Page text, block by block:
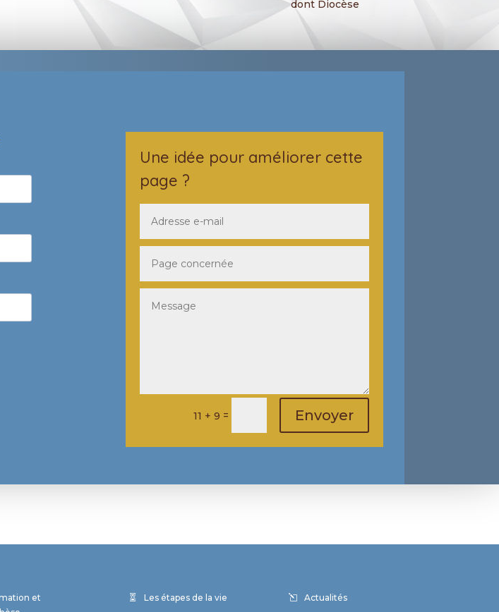
dont Diocèse
Une idée pour améliorer cette
page ?
11 + 9 = Envoyer
et
Les étapes de la vie Actualités